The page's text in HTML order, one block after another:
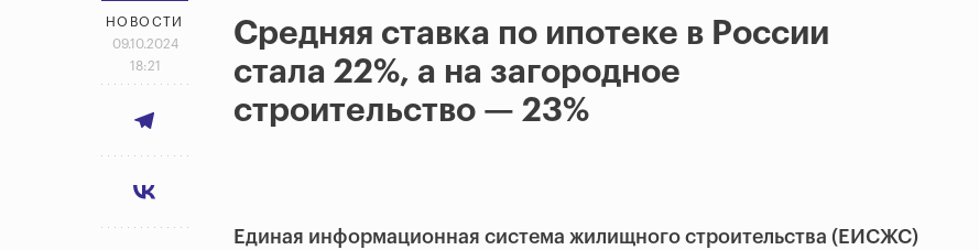
НОВОСТИ
09.10.2024
18:21
Средняя ставка по ипотеке в России
стала 22%, а на загородное
строительство — 23%
Единая информационная система жилищного строительства (ЕИСЖС)